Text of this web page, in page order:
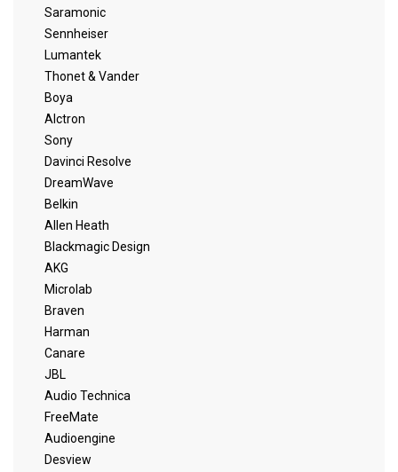
Saramonic
Sennheiser
Lumantek
Thonet & Vander
Boya
Alctron
Sony
Davinci Resolve
DreamWave
Belkin
Allen Heath
Blackmagic Design
AKG
Microlab
Braven
Harman
Canare
JBL
Audio Technica
FreeMate
Audioengine
Desview